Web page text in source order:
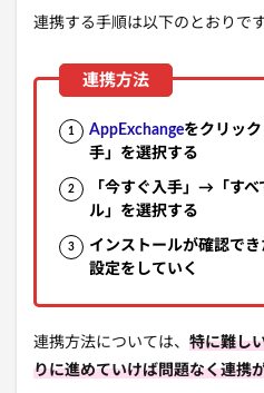
連携する手順は以下のとおりです
AppExchangeをクリッ
手」を選択する
「今すぐ入手」→「す
ル」を選択する
インストールが確認で
設定をしていく
連携方法については、 特に難し
りに進めていけば問題なく連携